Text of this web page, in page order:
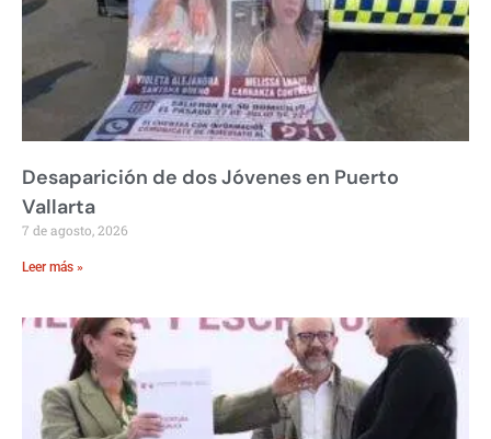
Desaparición de dos Jóvenes en Puerto
Vallarta
7 de agosto, 2026
Leer más »